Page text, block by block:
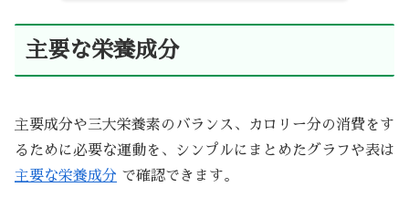
主要な栄養成分
主要成分や三大栄養素のバランス、カロリー分の消費をす
るために必要な運動を、シンプルにまとめたグラフや表は
主要な栄養成分 で確認できます。